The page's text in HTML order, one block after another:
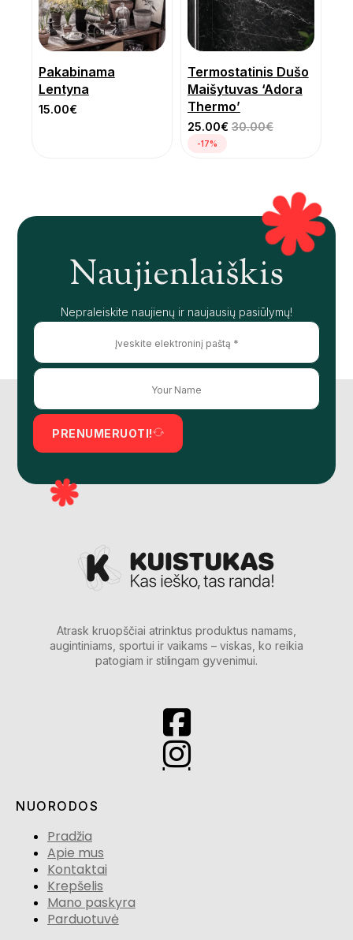
Pakabinama
Lentyna
15.00€
Termostatinis Dušo
Maišytuvas ‘Adora
Thermo’
25.00€ 30.00€
-17%
Naujienlaiškis
Nepraleiskite naujienų ir naujausių pasiūlymų!
PRENUMERUOTI!
Atrask kruopščiai atrinktus produktus namams,
augintiniams, sportui ir vaikams – viskas, ko reikia
patogiam ir stilingam gyvenimui.
NUORODOS
Pradžia
Apie mus
Kontaktai
Krepšelis
Mano paskyra
Parduotuvė